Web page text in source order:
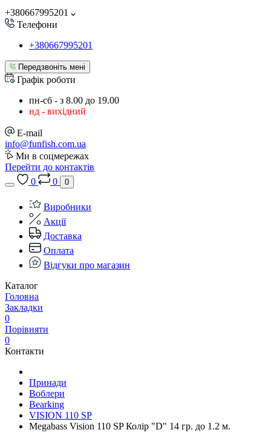
+380667995201
Телефони
+380667995201
Передзвоніть мені
Графік роботи
пн-сб - з 8.00 до 19.00
нд - вихідний
E-mail
info@funfish.com.ua
Ми в соцмережах
Перейти до контактів
0
0 0
Виробники
Акції
Доставка
Оплата
Відгуки про магазин
Каталог
Головна
Закладки
0
Порівняти
0
Контакти
Принади
Воблери
Bearking
VISION 110 SP
Megabass Vision 110 SP Колір "D" 14 гр. до 1.2 м.